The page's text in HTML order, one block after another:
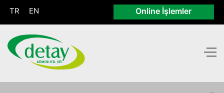
TR EN Online İşlemler